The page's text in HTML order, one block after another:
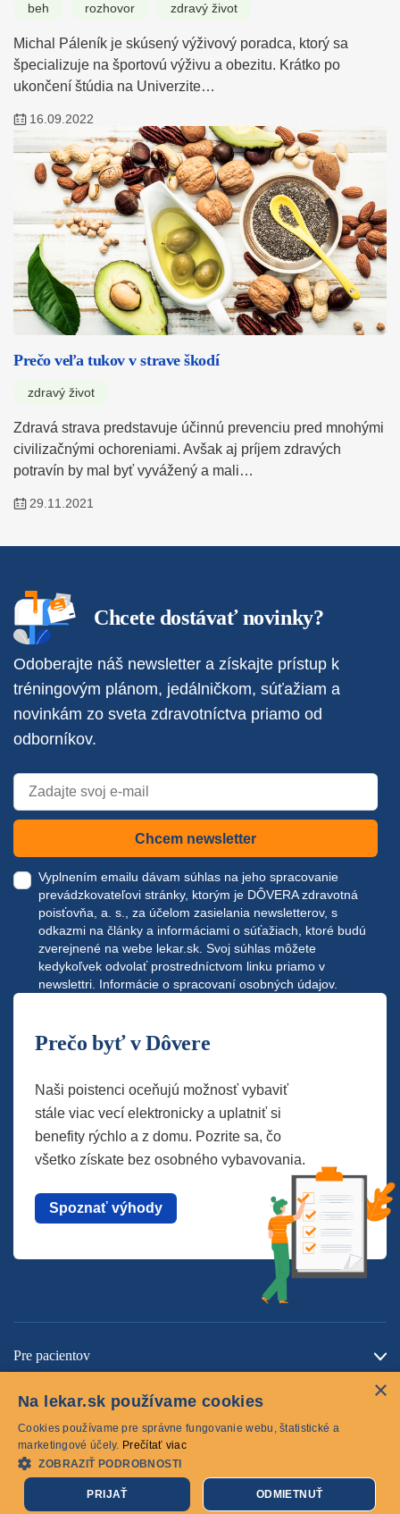
beh rozhovor zdravý život
Michal Páleník je skúsený výživový poradca, ktorý sa
špecializuje na športovú výživu a obezitu. Krátko po
ukončení štúdia na Univerzite…
16.09.2022
Prečo veľa tukov v strave škodí
zdravý život
Zdravá strava predstavuje účinnú prevenciu pred mnohými
civilizačnými ochoreniami. Avšak aj príjem zdravých
potravín by mal byť vyvážený a mali…
29.11.2021
Chcete dostávať novinky?
Odoberajte náš newsletter a získajte prístup k
tréningovým plánom, jedálničkom, súťažiam a
novinkám zo sveta zdravotníctva priamo od
odborníkov.
Chcem newsletter
Vyplnením emailu dávam súhlas na jeho spracovanie
prevádzkovateľovi stránky, ktorým je DÔVERA zdravotná
poisťovňa, a. s., za účelom zasielania newsletterov, s
odkazmi na články a informáciami o súťažiach, ktoré budú
zverejnené na webe lekar.sk . Svoj súhlas môžete
kedykoľvek odvolať prostredníctvom linku priamo v
newslettri. Informácie o spracovaní osobných údajov.
Prečo byť v Dôvere
Naši poistenci oceňujú možnosť vybaviť
stále viac vecí elektronicky a uplatniť si
benefity rýchlo a z domu. Pozrite sa, čo
všetko získate bez osobného vybavovania.
Spoznať výhody
Pre pacientov
© 2026 lekar.sk Všetky práva vyhradené
Cookies
×
Na lekar.sk používame cookies
Cookies používame pre správne fungovanie webu, štatistické a
marketingové účely. Prečítať viac
ZOBRAZIŤ PODROBNOSTI
PRIJAŤ ODMIETNUŤ